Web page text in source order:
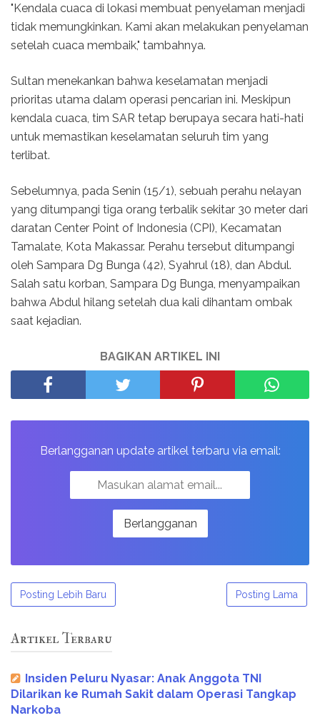
"Kendala cuaca di lokasi membuat penyelaman menjadi
tidak memungkinkan. Kami akan melakukan penyelaman
setelah cuaca membaik," tambahnya.
Sultan menekankan bahwa keselamatan menjadi
prioritas utama dalam operasi pencarian ini. Meskipun
kendala cuaca, tim SAR tetap berupaya secara hati-hati
untuk memastikan keselamatan seluruh tim yang
terlibat.
Sebelumnya, pada Senin (15/1), sebuah perahu nelayan
yang ditumpangi tiga orang terbalik sekitar 30 meter dari
daratan Center Point of Indonesia (CPI), Kecamatan
Tamalate, Kota Makassar. Perahu tersebut ditumpangi
oleh Sampara Dg Bunga (42), Syahrul (18), dan Abdul.
Salah satu korban, Sampara Dg Bunga, menyampaikan
bahwa Abdul hilang setelah dua kali dihantam ombak
saat kejadian.
BAGIKAN ARTIKEL INI
Berlangganan update artikel terbaru via email:
Posting Lebih Baru Posting Lama
Artikel Terbaru
Insiden Peluru Nyasar: Anak Anggota TNI
Dilarikan ke Rumah Sakit dalam Operasi Tangkap
Narkoba